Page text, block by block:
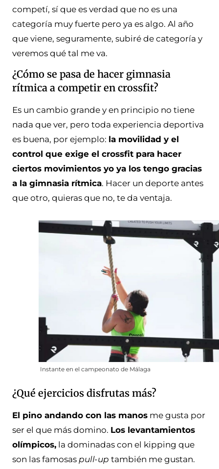
competí, sí que es verdad que no es una
categoría muy fuerte pero ya es algo. Al año
que viene, seguramente, subiré de categoría y
veremos qué tal me va.
¿Cómo se pasa de hacer gimnasia
rítmica a competir en crossfit?
Es un cambio grande y en principio no tiene
nada que ver, pero toda experiencia deportiva
es buena, por ejemplo: la movilidad y el
control que exige el crossfit para hacer
ciertos movimientos yo ya los tengo gracias
a la gimnasia rítmica. Hacer un deporte antes
que otro, quieras que no, te da ventaja.
Instante en el campeonato de Málaga
¿Qué ejercicios disfrutas más?
El pino andando con las manos me gusta por
ser el que más domino. Los levantamientos
olímpicos, la dominadas con el kipping que
son las famosas pull-up también me gustan.